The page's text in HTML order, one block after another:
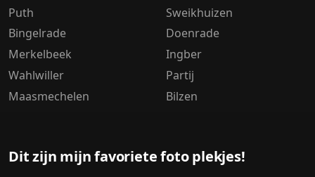
Puth
Bingelrade
Merkelbeek
Wahlwiller
Maasmechelen
Sweikhuizen
Doenrade
Ingber
Partij
Bilzen
Dit zijn mijn favoriete foto plekjes!